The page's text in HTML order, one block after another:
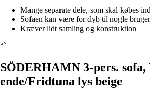
Mange separate dele, som skal købes
Sofaen kan være for dyb til nogle
Kræver lidt samling og konstruktion
“`
SÖDERHAMN 3-pers. sofa,
ende/Fridtuna lys beige